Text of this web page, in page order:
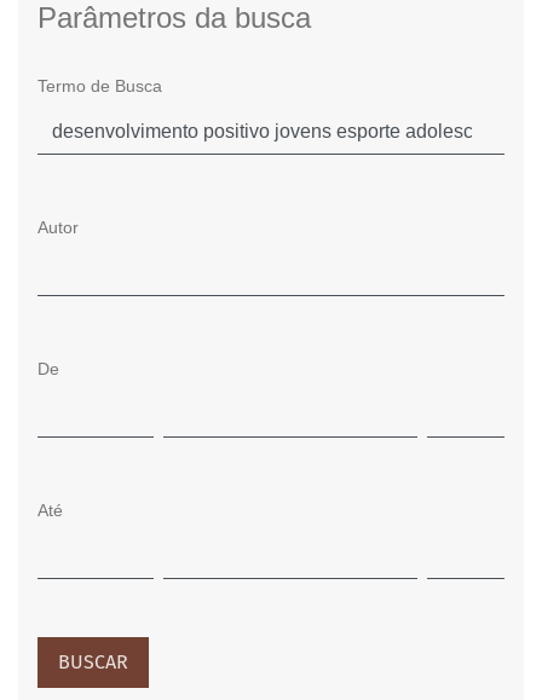
Parâmetros da busca
Termo de Busca
Autor
De
Até
BUSCAR